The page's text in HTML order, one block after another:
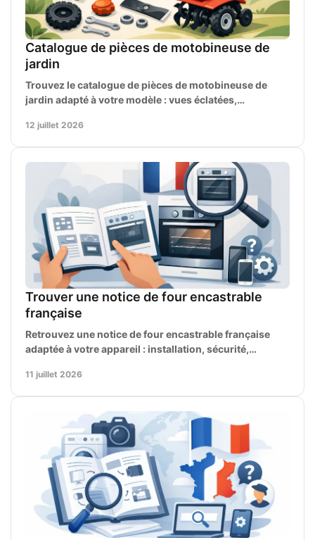
Catalogue de pièces de motobineuse de
jardin
Trouvez le catalogue de pièces de motobineuse de
jardin adapté à votre modèle : vues éclatées,
12 juillet 2026
Trouver une notice de four encastrable
française
Retrouvez une notice de four encastrable française
adaptée à votre appareil : installation, sécurité,
11 juillet 2026